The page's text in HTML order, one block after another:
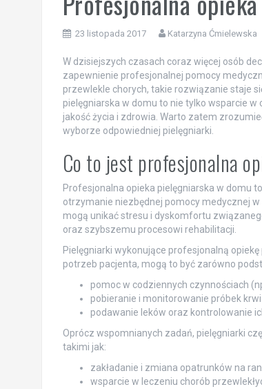
23 listopada 2017 Katarzyna Ćmielewska
W dzisiejszych czasach coraz więcej osób
zapewnienie profesjonalnej pomocy
przewlekle chorych, takie rozwiązanie staje
pielęgniarska w domu to nie tylko wsparcie
jakość życia i zdrowia. Warto zatem
wyborze odpowiedniej pielęgniarki.
Co to jest profesjonalna
Profesjonalna opieka pielęgniarska w domu
otrzymanie niezbędnej pomocy medycznej
mogą unikać stresu i dyskomfortu
oraz szybszemu procesowi rehabilitacji.
Pielęgniarki wykonujące profesjonalną
potrzeb pacjenta, mogą to być zarówno
pomoc w codziennych czynnościach
pobieranie i monitorowanie próbek
podawanie leków oraz kontrolowanie
Oprócz wspomnianych zadań, pielęgniarki
takimi jak:
zakładanie i zmiana opatrunków na
wsparcie w leczeniu chorób